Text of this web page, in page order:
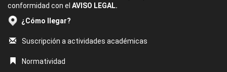
conformidad con el AVISO LEGAL.
¿Cómo llegar?
Suscripción a actividades académicas
Normatividad